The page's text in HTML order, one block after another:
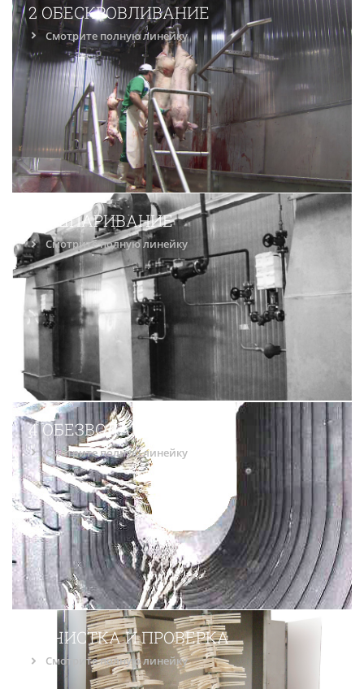
2 ОБЕСКРОВЛИВАНИЕ
Смотрите полную линейку
3 ОШПАРИВАНИЕ
Смотрите полную линейку
4 ОБЕЗВОЛАШИВАНИЕ
Смотрите полную линейку
5 ОЧИСТКА И ПРОВЕРКА
Смотрите полную линейку